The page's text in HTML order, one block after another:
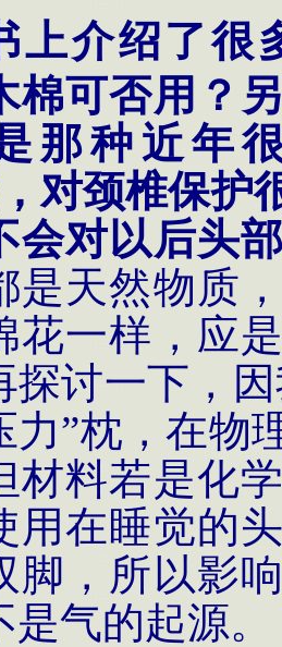
上介绍了很
棉可否用？
那种近年
对颈椎保护
会对以后头
是天然物质
花一样，应
探讨一下，
力”枕，在物
材料若是化
用在睡觉的
脚，所以影
气的起源。